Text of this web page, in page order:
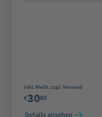
Regulärer Preis:
inkl. MwSt. zzgl. Versand
€3080
Details ansehen